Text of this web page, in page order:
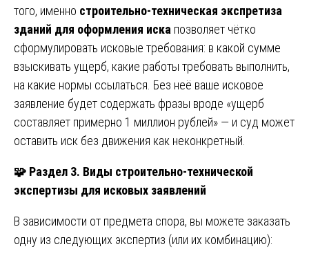
того, именно строительно-техническая экспретиза
зданий для оформления иска позволяет чётко
сформулировать исковые требования: в какой сумме
взыскивать ущерб, какие работы требовать выполнить,
на какие нормы ссылаться. Без неё ваше исковое
заявление будет содержать фразы вроде «ущерб
составляет примерно 1 миллион рублей» — и суд может
оставить иск без движения как неконкретный.
🧩 Раздел 3. Виды строительно-технической
экспертизы для исковых заявлений
В зависимости от предмета спора, вы можете заказать
одну из следующих экспертиз (или их комбинацию):